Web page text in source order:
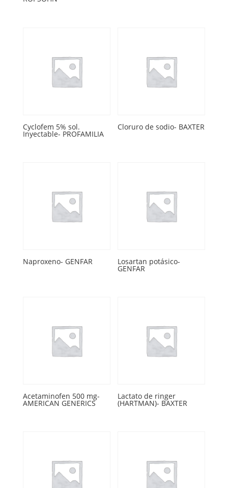
Cyclofem 5% sol.
Inyectable- PROFAMILIA
Cloruro de sodio- BAXTER
Naproxeno- GENFAR Losartan potásico-
GENFAR
Acetaminofen 500 mg-
AMERICAN GENERICS
Lactato de ringer
(HARTMAN)- BAXTER